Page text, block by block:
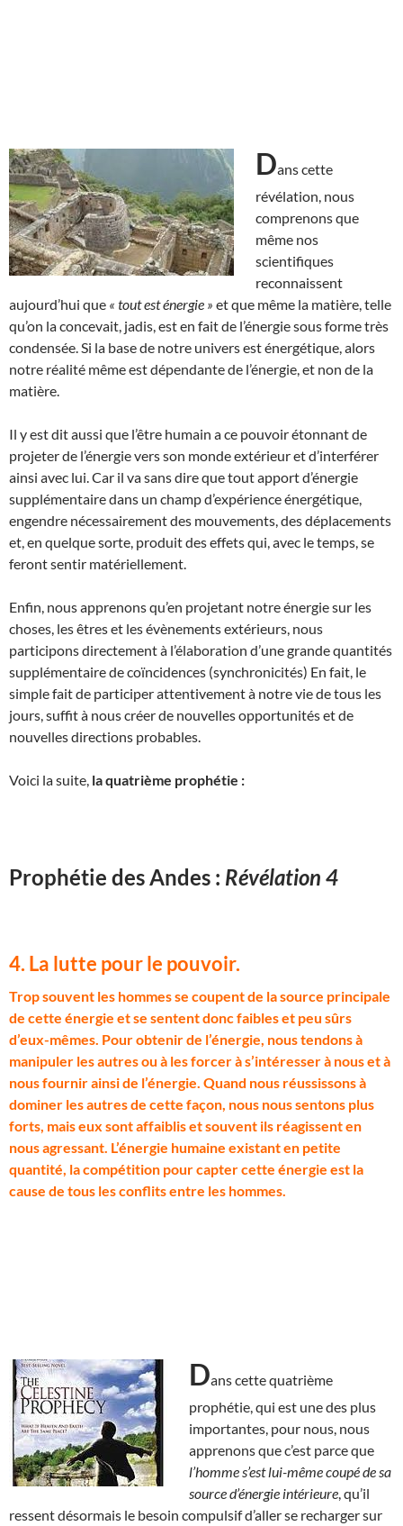
Dans cette
révélation, nous
comprenons que
même nos
scientifiques
reconnaissent
aujourd’hui que « tout est énergie » et que même la matière, telle
qu’on la concevait, jadis, est en fait de l’énergie sous forme très
condensée. Si la base de notre univers est énergétique, alors
notre réalité même est dépendante de l’énergie, et non de la
matière.
Il y est dit aussi que l’être humain a ce pouvoir étonnant de
projeter de l’énergie vers son monde extérieur et d’interférer
ainsi avec lui. Car il va sans dire que tout apport d’énergie
supplémentaire dans un champ d’expérience énergétique,
engendre nécessairement des mouvements, des déplacements
et, en quelque sorte, produit des effets qui, avec le temps, se
feront sentir matériellement.
Enfin, nous apprenons qu’en projetant notre énergie sur les
choses, les êtres et les évènements extérieurs, nous
participons directement à l’élaboration d’une grande quantités
supplémentaire de coïncidences (synchronicités) En fait, le
simple fait de participer attentivement à notre vie de tous les
jours, suffit à nous créer de nouvelles opportunités et de
nouvelles directions probables.
Voici la suite, la quatrième prophétie :
Prophétie des Andes : Révélation 4
4. La lutte pour le pouvoir.
Trop souvent les hommes se coupent de la source principale
de cette énergie et se sentent donc faibles et peu sûrs
d’eux-mêmes. Pour obtenir de l’énergie, nous tendons à
manipuler les autres ou à les forcer à s’intéresser à nous et à
nous fournir ainsi de l’énergie. Quand nous réussissons à
dominer les autres de cette façon, nous nous sentons plus
forts, mais eux sont affaiblis et souvent ils réagissent en
nous agressant. L’énergie humaine existant en petite
quantité, la compétition pour capter cette énergie est la
cause de tous les conflits entre les hommes.
Dans cette quatrième
prophétie, qui est une des plus
importantes, pour nous, nous
apprenons que c’est parce que
l’homme s’est lui-même coupé de sa
source d’énergie intérieure , qu’il
ressent désormais le besoin compulsif d’aller se recharger sur